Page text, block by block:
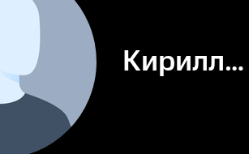
Кирилл